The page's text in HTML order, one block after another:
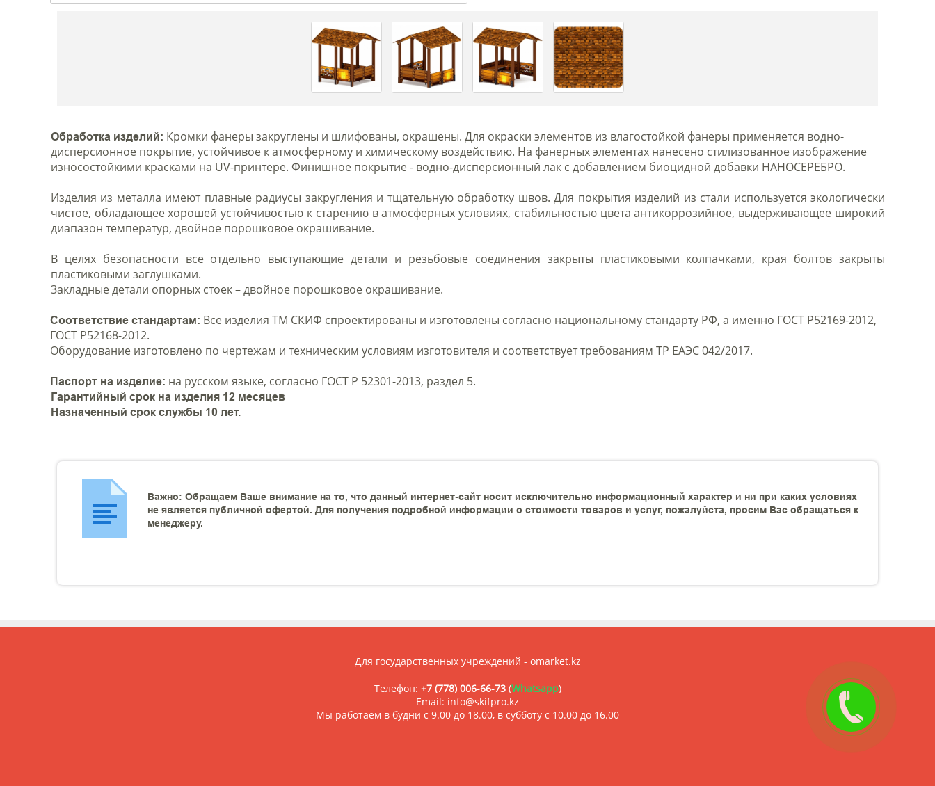
Обработка изделий: Кромки фанеры закруглены и шлифованы, окрашены. Для окраски элементов из влагостойкой фанеры применяется водно-
дисперсионное покрытие, устойчивое к атмосферному и химическому воздействию. На фанерных элементах нанесено стилизованное изображение
износостойкими красками на UV-принтере. Финишное покрытие - водно-дисперсионный лак с добавлением биоцидной добавки НАНОСЕРЕБРО.
Изделия из металла имеют плавные радиусы закругления и тщательную обработку швов. Для покрытия изделий из стали используется экологически
чистое, обладающее хорошей устойчивостью к старению в атмосферных условиях, стабильностью цвета антикоррозийное, выдерживающее широкий
диапазон температур, двойное порошковое окрашивание.
В целях безопасности все отдельно выступающие детали и резьбовые соединения закрыты пластиковыми колпачками, края болтов закрыты
пластиковыми заглушками.
Закладные детали опорных стоек – двойное порошковое окрашивание.
Соответствие стандартам: Все изделия ТМ СКИФ спроектированы и изготовлены согласно национальному стандарту РФ, а именно ГОСТ Р52169-2012,
ГОСТ Р52168-2012.
Оборудование изготовлено по чертежам и техническим условиям изготовителя и соответствует требованиям ТР ЕАЭС 042/2017.
Паспорт на изделие: на русском языке, согласно ГОСТ Р 52301-2013, раздел 5.
Гарантийный срок на изделия 12 месяцев
Назначенный срок службы 10 лет.
Важно: Обращаем Ваше внимание на то, что данный интернет-сайт носит исключительно информационный характер и ни при каких условиях
не является публичной офертой. Для получения подробной информации о стоимости товаров и услуг, пожалуйста, просим Вас обращаться к
менеджеру.
Для государственных учреждений - omarket.kz
Телефон: +7 (778) 006-66-73(Whatsapp)
Email: info@skifpro.kz
Мы работаем в будни с 9.00 до 18.00, в субботу с 10.00 до 16.00